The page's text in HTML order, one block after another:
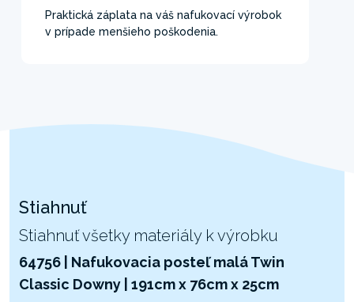
Praktická záplata na váš nafukovací výrobok
v prípade menšieho poškodenia.
Stiahnuť
Stiahnuť všetky materiály k výrobku
64756 | Nafukovacia posteľ malá Twin
Classic Downy | 191cm x 76cm x 25cm